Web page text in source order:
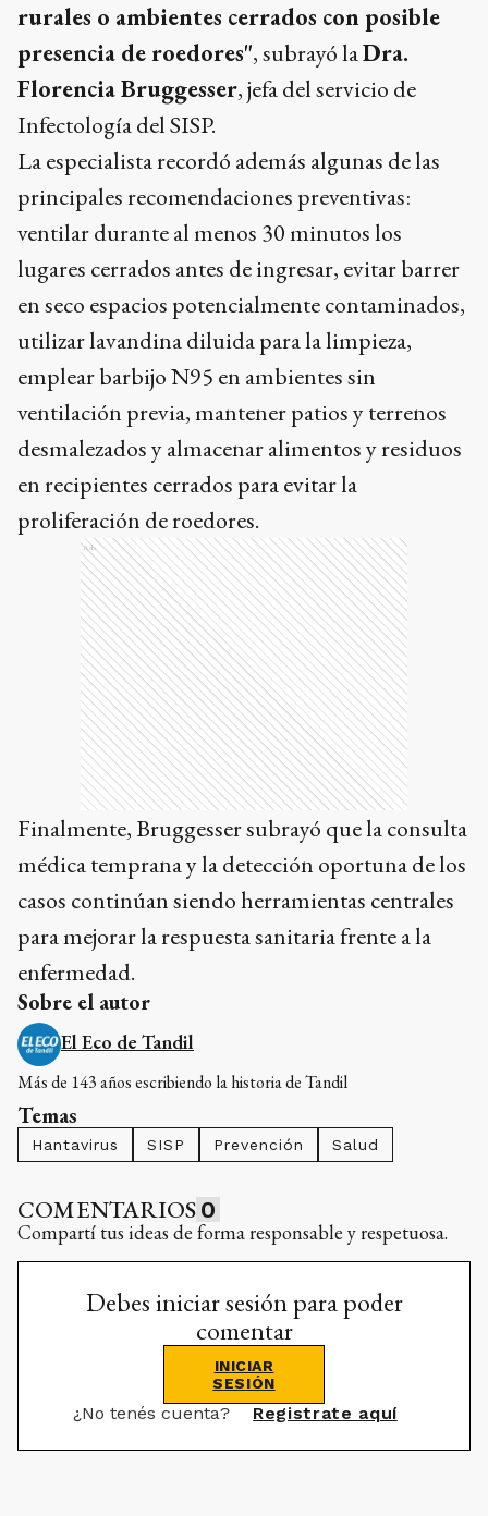
rurales o ambientes cerrados con posible
presencia de roedores", subrayó laDra.
Florencia Bruggesser, jefa del servicio de
Infectología del SISP.
La especialista recordó además algunas de las
principales recomendaciones preventivas:
ventilar durante al menos 30 minutos los
lugares cerrados antes de ingresar, evitar barrer
en seco espacios potencialmente contaminados,
utilizar lavandina diluida para la limpieza,
emplear barbijo N95 en ambientes sin
ventilación previa, mantener patios y terrenos
desmalezados y almacenar alimentos y residuos
en recipientes cerrados para evitar la
proliferación de roedores.
Ads
Finalmente, Bruggesser subrayó que la consulta
médica temprana y la detección oportuna de los
casos continúan siendo herramientas centrales
para mejorar la respuesta sanitaria frente a la
enfermedad.
Sobre el autor
El Eco de Tandil
Más de 143 años escribiendo la historia de Tandil
Temas
Hantavirus SISP Prevención Salud
COMENTARIOS 0
Compartí tus ideas de forma responsable y respetuosa.
Debes iniciar sesión para poder
comentar
INICIAR
SESIÓN
¿No tenés cuenta? Registrate aquí